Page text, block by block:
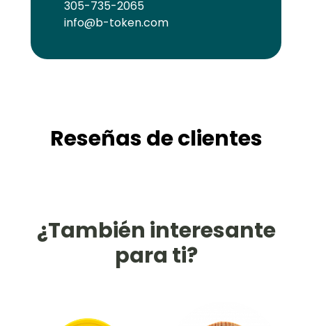
305-735-2065
info@b-token.com
Reseñas de clientes
¿También interesante
para ti?